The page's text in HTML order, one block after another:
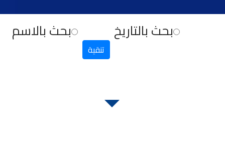
بحث بالتاريخ بحث بالاسم